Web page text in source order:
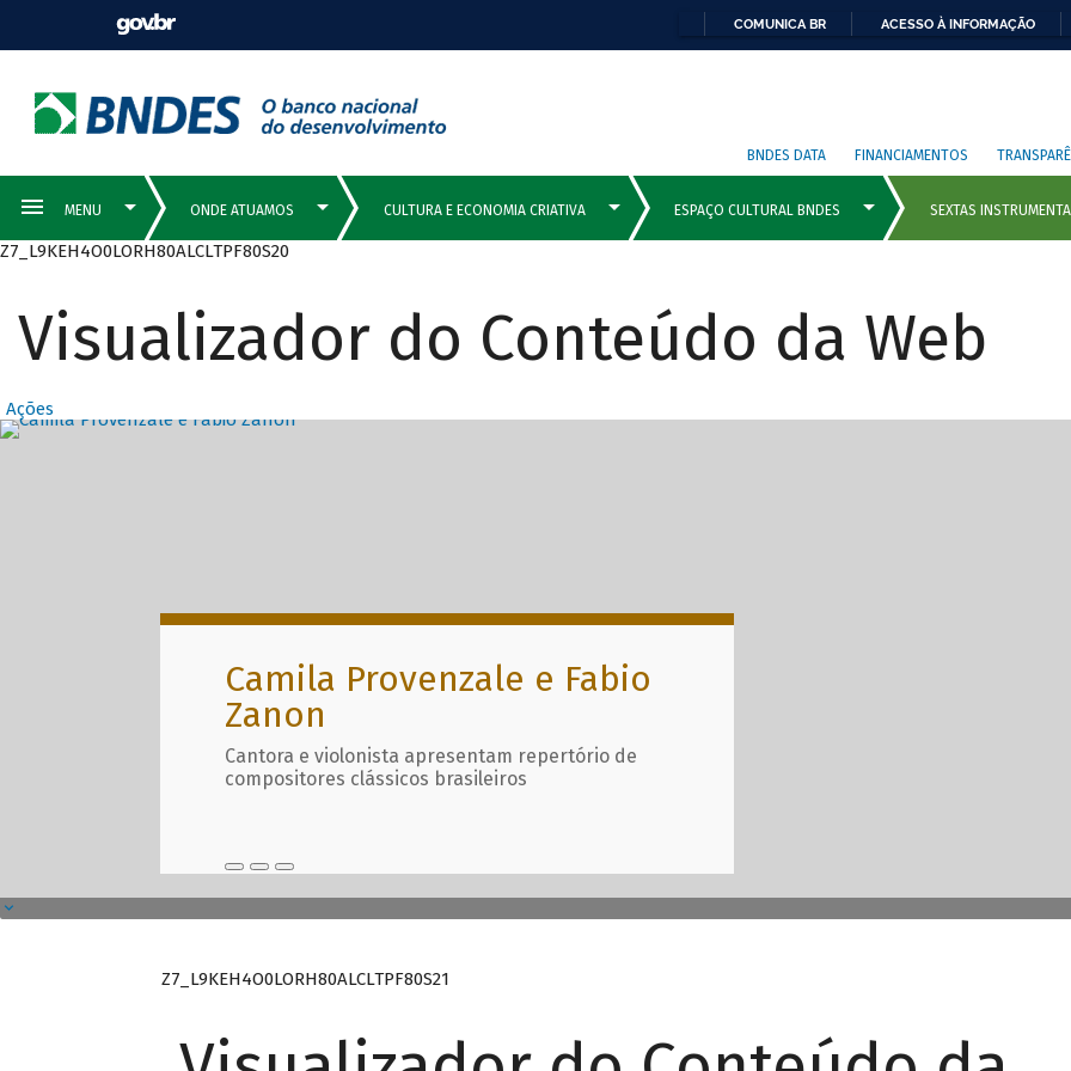
COMUNICA BR ACESSO À INFORMAÇÃO
BNDES DATA FINANCIAMENTOS
Z7_L9KEH4O0LORH80ALCLTPF80S20
Visualizador do Conteúdo da Web
Ações
Destaques Principais com
Camila Provenzale e Fabio
Zanon
Cantora e violonista apresentam repertório de
compositores clássicos brasileiros
Z7_L9KEH4O0LORH80ALCLTPF80S21